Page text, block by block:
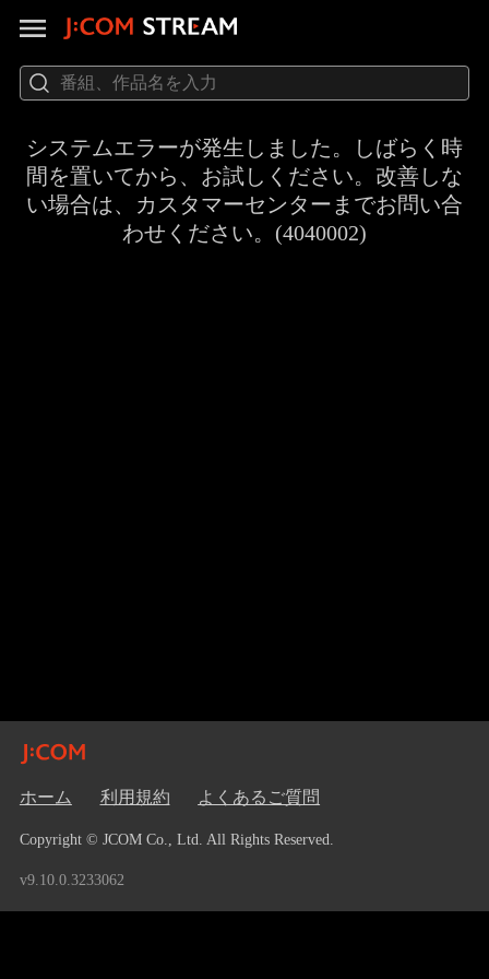
システムエラーが発生しました。しばらく時
間を置いてから、お試しください。改善しな
い場合は、カスタマーセンターまでお問い合
わせください。(4040002)
ホーム 利用規約 よくあるご質問
Copyright © JCOM Co., Ltd. All Rights Reserved.
v9.10.0.3233062